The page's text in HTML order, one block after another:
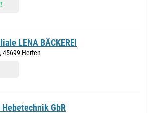
LENA BÄCKEREI
45699 Herten
Hebetechnik GbR